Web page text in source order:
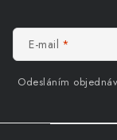
E-mail
Odesláním